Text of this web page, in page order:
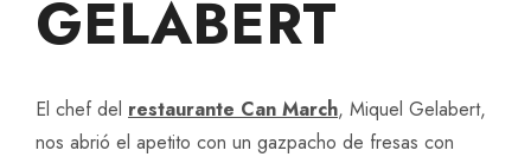
GELABERT
El chef del restaurante Can March, Miquel Gelabert,
nos abrió el apetito con un gazpacho de fresas con